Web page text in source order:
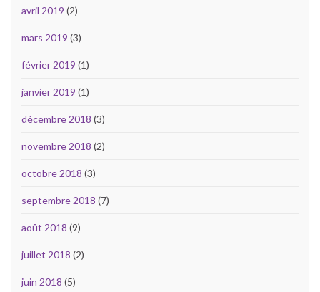
avril 2019 (2)
mars 2019 (3)
février 2019 (1)
janvier 2019 (1)
décembre 2018 (3)
novembre 2018 (2)
octobre 2018 (3)
septembre 2018 (7)
août 2018 (9)
juillet 2018 (2)
juin 2018 (5)